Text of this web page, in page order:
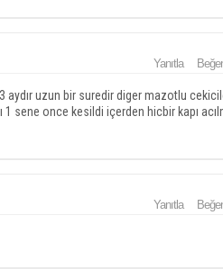
Yanıtla
3 aydır uzun bir suredir diger mazotlu
sene once kesildi içerden hicbir kapı
Yanıtla